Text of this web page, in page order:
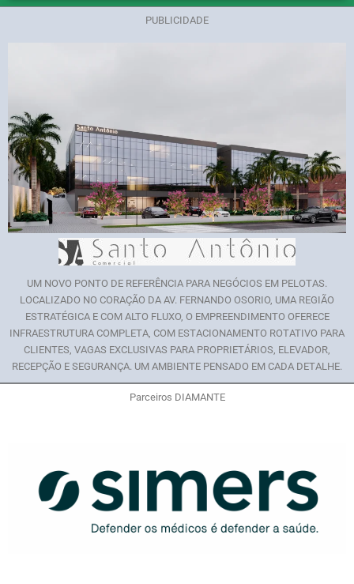
PUBLICIDADE
UM NOVO PONTO DE REFERÊNCIA PARA NEGÓCIOS EM PELOTAS.
LOCALIZADO NO CORAÇÃO DA AV. FERNANDO OSORIO, UMA REGIÃO
ESTRATÉGICA E COM ALTO FLUXO, O EMPREENDIMENTO OFERECE
INFRAESTRUTURA COMPLETA, COM ESTACIONAMENTO ROTATIVO PARA
CLIENTES, VAGAS EXCLUSIVAS PARA PROPRIETÁRIOS, ELEVADOR,
RECEPÇÃO E SEGURANÇA. UM AMBIENTE PENSADO EM CADA DETALHE.
Parceiros DIAMANTE